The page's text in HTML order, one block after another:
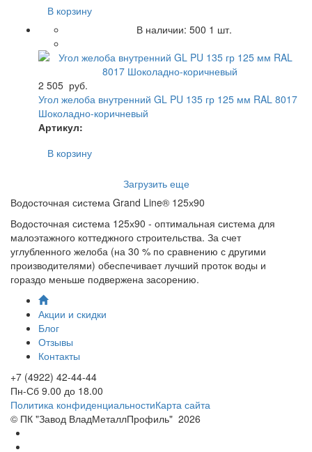
В корзину
В наличии: 500 1 шт.
2 505 руб.
Угол желоба внутренний GL PU 135 гр 125 мм RAL 8017
Шоколадно-коричневый
Артикул:
В корзину
Загрузить еще
Водосточная система Grand Line® 125х90
Водосточная система 125х90 - оптимальная система для
малоэтажного коттеджного строительства. За счет
углубленного желоба (на 30 % по сравнению с другими
производителями) обеспечивает лучший проток воды и
гораздо меньше подвержена засорению.
Акции и скидки
Блог
Отзывы
Контакты
+7 (4922) 42-44-44
Пн-Сб 9.00 до 18.00
Политика конфиденциальностиКарта сайта
© ПК "Завод ВладМеталлПрофиль" 2026